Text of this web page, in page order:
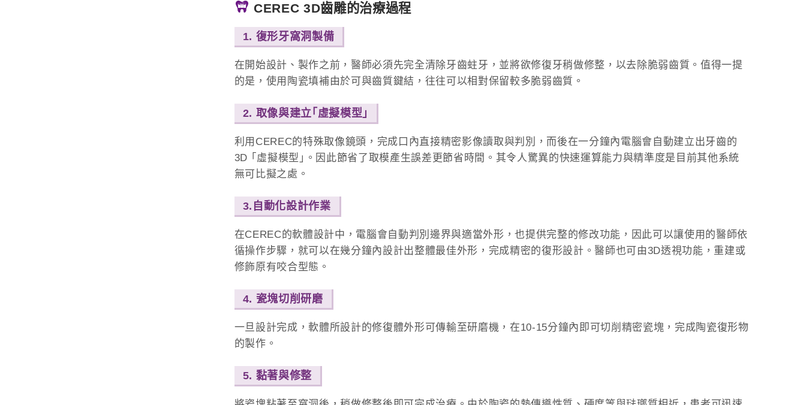
CEREC 3D齒雕的治療過程
1. 復形牙窩洞製備
在開始設計、製作之前，醫師必須先完全清除牙齒蛀牙，並將欲修復牙稍做修整，以去除脆弱齒質。值得一提
的是，使用陶瓷填補由於可與齒質鍵結，往往可以相對保留較多脆弱齒質。
2. 取像與建立｢虛擬模型｣
利用CEREC的特殊取像鏡頭，完成口內直接精密影像讀取與判別，而後在一分鐘內電腦會自動建立出牙齒的
3D ｢虛擬模型｣。因此節省了取模產生誤差更節省時間。其令人驚異的快速運算能力與精準度是目前其他系統
無可比擬之處。
3.自動化設計作業
在CEREC的軟體設計中，電腦會自動判別邊界與適當外形，也提供完整的修改功能，因此可以讓使用的醫師依
循操作步驟，就可以在幾分鐘內設計出整體最佳外形，完成精密的復形設計。醫師也可由3D透視功能，重建或
修飾原有咬合型態。
4. 瓷塊切削研磨
一旦設計完成，軟體所設計的修復體外形可傳輸至研磨機，在10-15分鐘內即可切削精密瓷塊，完成陶瓷復形物
的製作。
5. 黏著與修整